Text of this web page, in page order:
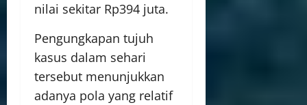
nilai sekitar Rp394 juta.
Pengungkapan tujuh
kasus dalam sehari
tersebut menunjukkan
adanya pola yang relatif